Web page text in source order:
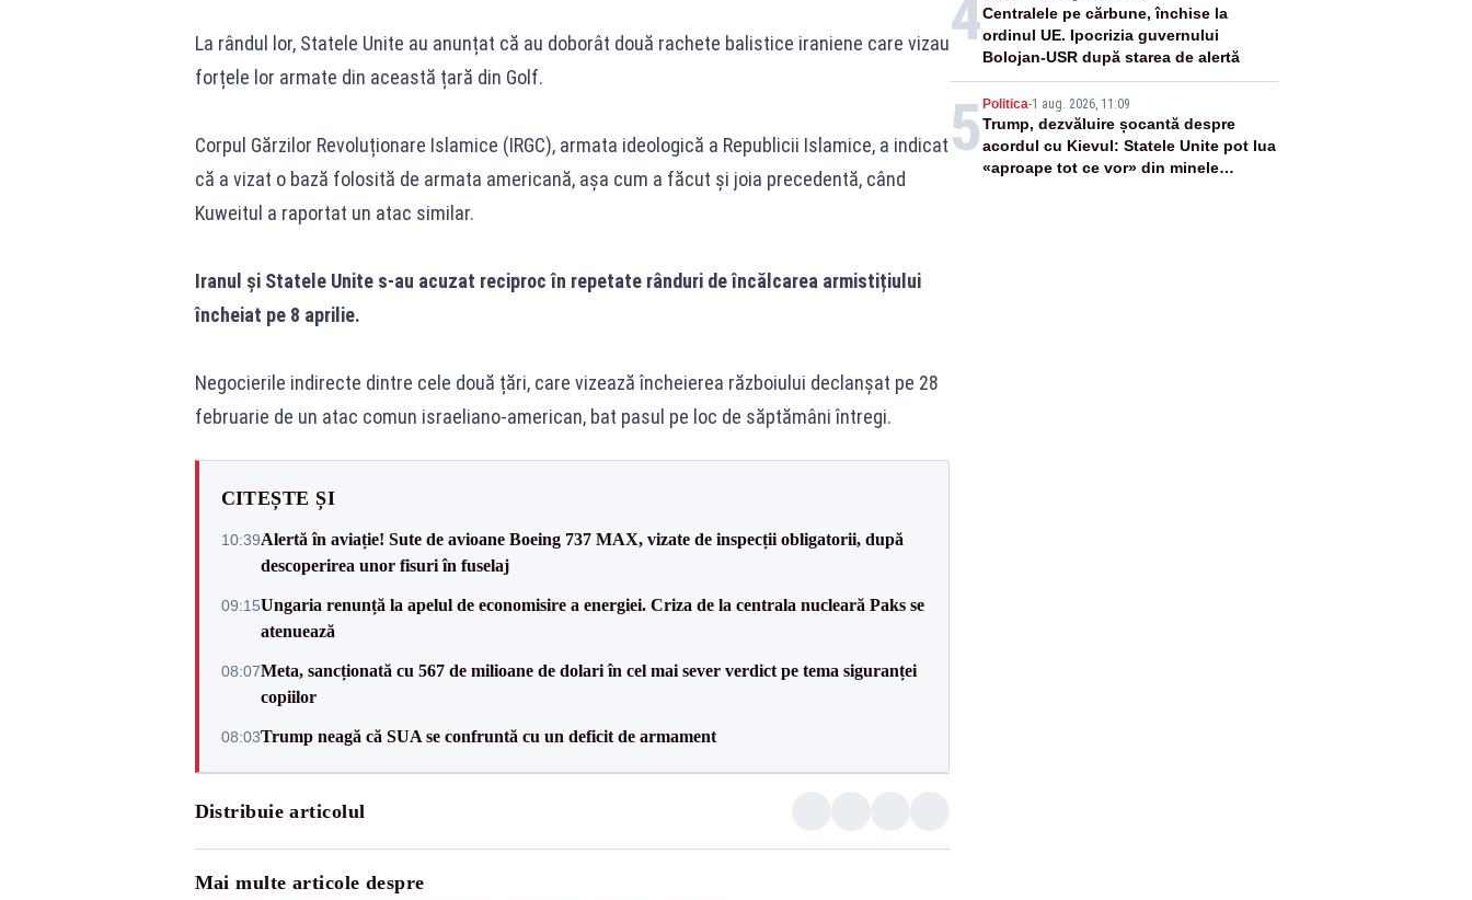
La rândul lor, Statele Unite au anunțat că au doborât două rachete balistice iraniene care vizau
forțele lor armate din această țară din Golf.
Corpul Gărzilor Revoluționare Islamice (IRGC), armata ideologică a Republicii Islamice, a indicat
că a vizat o bază folosită de armata americană, așa cum a făcut și joia precedentă, când
Kuweitul a raportat un atac similar.
Iranul și Statele Unite s-au acuzat reciproc în repetate rânduri de încălcarea armistițiului
încheiat pe 8 aprilie.
Negocierile indirecte dintre cele două țări, care vizează încheierea războiului declanșat pe 28
februarie de un atac comun israeliano-american, bat pasul pe loc de săptămâni întregi.
CITEȘTE ȘI
10:39Alertă în aviație! Sute de avioane Boeing 737 MAX, vizate de inspecții obligatorii, după
descoperirea unor fisuri în fuselaj
09:15Ungaria renunță la apelul de economisire a energiei. Criza de la centrala nucleară Paks se
atenuează
08:07Meta, sancționată cu 567 de milioane de dolari în cel mai sever verdict pe tema siguranței
copiilor
08:03Trump neagă că SUA se confruntă cu un deficit de armament
Distribuie articolul
Mai multe articole despre
4Centralele pe cărbune, închise la
ordinul UE. Ipocrizia guvernului
Bolojan-USR după starea de alertă
5 Politica-1 aug. 2026, 11:09
Trump, dezvăluire șocantă despre
acordul cu Kievul: Statele Unite pot lua
«aproape tot ce vor» din minele